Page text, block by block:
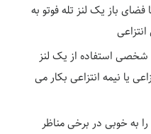
باز یک لنز تله فوتو به
شخصی استفاده از یک لنز
یا نیمه انتزاعی بکار می
را به خوبی در برخی مناظر